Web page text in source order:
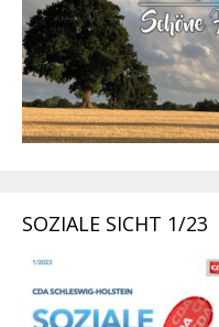
SOZIALE SICHT 1/23